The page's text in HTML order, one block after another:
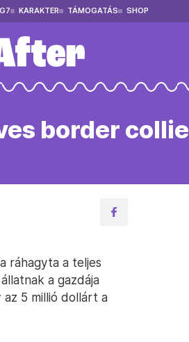
G7 KARAKTER TÁMOGATÁS SHOP
border collie
ráhagyta a teljes
a gazdája
5 millió dollárt a